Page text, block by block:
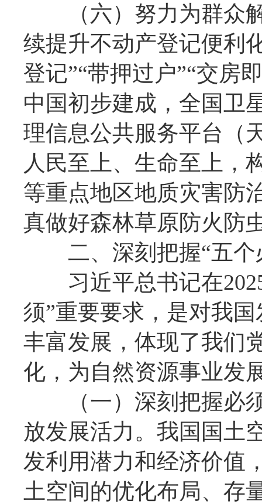
（六）努力为群众解
续提升不动产登记便利
登记”“带押过户”“交房
中国初步建成，全国卫
理信息公共服务平台（
人民至上、生命至上，
等重点地区地质灾害防
真做好森林草原防火防
二、深刻把握“五个
习近平总书记在2025
须”重要要求，是对我
丰富发展，体现了我们
化，为自然资源事业发
（一）深刻把握必须
放发展活力。我国国土
发利用潜力和经济价值
土空间的优化布局、存